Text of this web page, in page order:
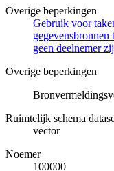
Overige beperkingen
Gebruik voor
geen deelnemer
Overige beperkingen
Ruimtelijk schema
vector
Noemer
100000